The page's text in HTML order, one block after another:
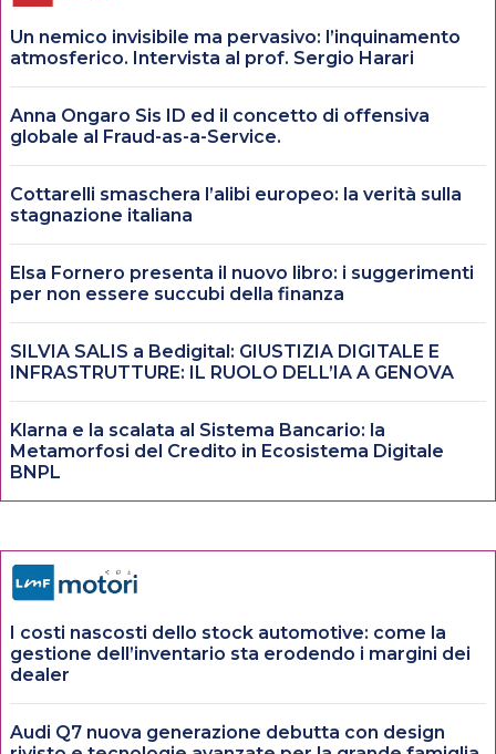
Un nemico invisibile ma pervasivo: l’inquinamento
atmosferico. Intervista al prof. Sergio Harari
Anna Ongaro Sis ID ed il concetto di offensiva
globale al Fraud-as-a-Service.
Cottarelli smaschera l’alibi europeo: la verità sulla
stagnazione italiana
Elsa Fornero presenta il nuovo libro: i suggerimenti
per non essere succubi della finanza
SILVIA SALIS a Bedigital: GIUSTIZIA DIGITALE E
INFRASTRUTTURE: IL RUOLO DELL’IA A GENOVA
Klarna e la scalata al Sistema Bancario: la
Metamorfosi del Credito in Ecosistema Digitale
BNPL
I costi nascosti dello stock automotive: come la
gestione dell’inventario sta erodendo i margini dei
dealer
Audi Q7 nuova generazione debutta con design